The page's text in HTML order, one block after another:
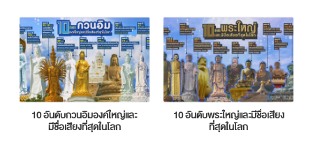
10 อันดับกวนอิมองค์ใหญ่และ
มีชื่อเสียงที่สุดในโลก
10 อันดับพระใหญ่และมีชื่อเสียง
ที่สุดในโลก